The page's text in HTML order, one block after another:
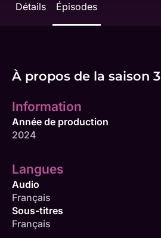
Détails Épisodes
À propos de la saison 3
Information
Année de production
2024
Langues
Audio
Français
Sous-titres
Français